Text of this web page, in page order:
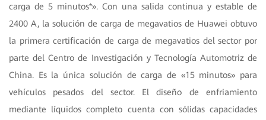
carga de 5 minutos*». Con una salida continua y estable de
2400 A, la solución de carga de megavatios de Huawei obtuvo
la primera certificación de carga de megavatios del sector por
parte del Centro de Investigación y Tecnología Automotriz de
China. Es la única solución de carga de «15 minutos» para
vehículos pesados del sector. El diseño de enfriamiento
mediante líquidos completo cuenta con sólidas capacidades